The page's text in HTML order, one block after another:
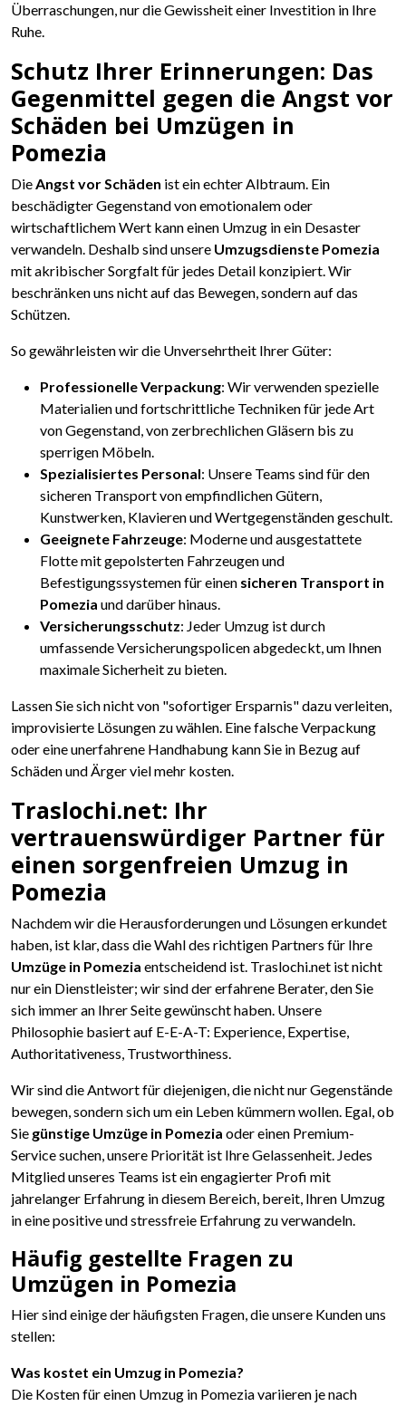
Überraschungen, nur die Gewissheit einer Investition in Ihre
Ruhe.
Schutz Ihrer Erinnerungen: Das
Gegenmittel gegen die Angst vor
Schäden bei Umzügen in
Pomezia
DieAngst vor Schäden ist ein echter Albtraum. Ein
beschädigter Gegenstand von emotionalem oder
wirtschaftlichem Wert kann einen Umzug in ein Desaster
verwandeln. Deshalb sind unsere Umzugsdienste Pomezia
mit akribischer Sorgfalt für jedes Detail konzipiert. Wir
beschränken uns nicht auf das Bewegen, sondern auf das
Schützen.
So gewährleisten wir die Unversehrtheit Ihrer Güter:
Professionelle Verpackung: Wir verwenden spezielle
Materialien und fortschrittliche Techniken für jede Art
von Gegenstand, von zerbrechlichen Gläsern bis zu
sperrigen Möbeln.
Spezialisiertes Personal: Unsere Teams sind für den
sicheren Transport von empfindlichen Gütern,
Kunstwerken, Klavieren und Wertgegenständen geschult.
Geeignete Fahrzeuge: Moderne und ausgestattete
Flotte mit gepolsterten Fahrzeugen und
Befestigungssystemen für einen sicheren Transport in
Pomezia und darüber hinaus.
Versicherungsschutz: Jeder Umzug ist durch
umfassende Versicherungspolicen abgedeckt, um Ihnen
maximale Sicherheit zu bieten.
Lassen Sie sich nicht von "sofortiger Ersparnis" dazu verleiten,
improvisierte Lösungen zu wählen. Eine falsche Verpackung
oder eine unerfahrene Handhabung kann Sie in Bezug auf
Schäden und Ärger viel mehr kosten.
Traslochi.net: Ihr
vertrauenswürdiger Partner für
einen sorgenfreien Umzug in
Pomezia
Nachdem wir die Herausforderungen und Lösungen erkundet
haben, ist klar, dass die Wahl des richtigen Partners für Ihre
Umzüge in Pomezia entscheidend ist. Traslochi.net ist nicht
nur ein Dienstleister; wir sind der erfahrene Berater, den Sie
sich immer an Ihrer Seite gewünscht haben. Unsere
Philosophie basiert auf E-E-A-T: Experience, Expertise,
Authoritativeness, Trustworthiness.
Wir sind die Antwort für diejenigen, die nicht nur Gegenstände
bewegen, sondern sich um ein Leben kümmern wollen. Egal, ob
Sie günstige Umzüge in Pomezia oder einen Premium-
Service suchen, unsere Priorität ist Ihre Gelassenheit. Jedes
Mitglied unseres Teams ist ein engagierter Profi mit
jahrelanger Erfahrung in diesem Bereich, bereit, Ihren Umzug
in eine positive und stressfreie Erfahrung zu verwandeln.
Häufig gestellte Fragen zu
Umzügen in Pomezia
Hier sind einige der häufigsten Fragen, die unsere Kunden uns
stellen:
Was kostet ein Umzug in Pomezia?
Die Kosten für einen Umzug in Pomezia variieren je nach